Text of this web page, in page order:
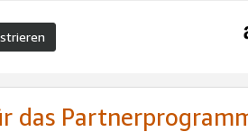
das